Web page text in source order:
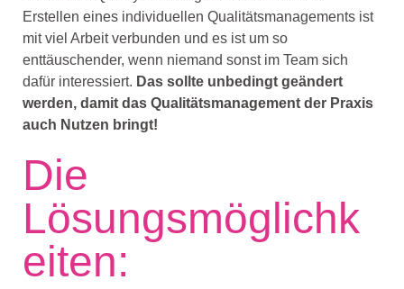
Erstellen eines individuellen Qualitätsmanagements ist
mit viel Arbeit verbunden und es ist um so
enttäuschender, wenn niemand sonst im Team sich
dafür interessiert. Das sollte unbedingt geändert
werden, damit das Qualitätsmanagement der Praxis
auch Nutzen bringt!
Die
Lösungsmöglichk
eiten: